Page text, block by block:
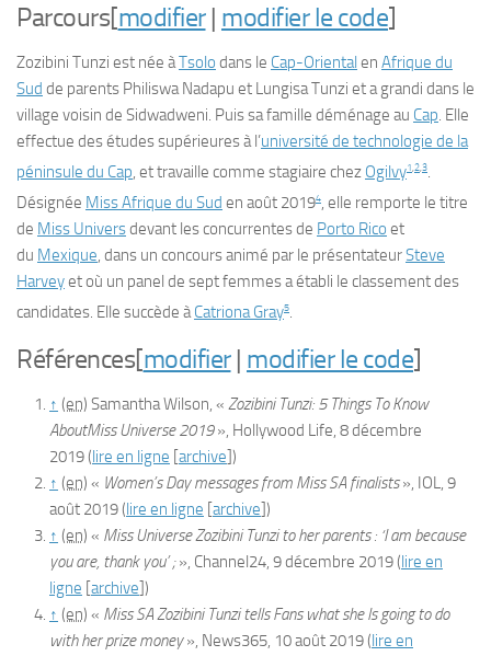
Parcours[modifier| modifier le code]
Zozibini Tunzi est née àTsolo dans le Cap-Oriental en Afrique du
Sud de parents Philiswa Nadapu et Lungisa Tunzi et a grandi dans le
village voisin de Sidwadweni. Puis sa famille déménage au Cap. Elle
effectue des études supérieures à l’université de technologie de la
péninsule du Cap, et travaille comme stagiaire chez Ogilvy1 23.
Désignée Miss Afrique du Sud en août 20194, elle remporte le titre
de Miss Universdevant les concurrentes de Porto Rico et
du Mexique, dans un concours animé par le présentateurSteve
Harveyet où un panel de sept femmes a établi le classement des
candidates. Elle succède àCatriona Gray5.
Références[modifier| modifier le code]
↑ (en) Samantha Wilson, « Zozibini Tunzi: 5 Things To Know
AboutMiss Universe 2019», Hollywood Life,‎ 8 décembre
2019(lire en ligne [archive])
↑ (en) « Women’s Day messages from Miss SA finalists», IOL,‎ 9
août 2019(lire en ligne [archive])
↑ (en) « Miss Universe Zozibini Tunzi to her parents : ‘I am because
you are, thank you’ ;», Channel24,‎ 9 décembre 2019(lire en
ligne [archive])
↑ (en) « Miss SA Zozibini Tunzi tells Fans what she Is going to do
with her prize money», News365,‎ 10 août 2019(lire en